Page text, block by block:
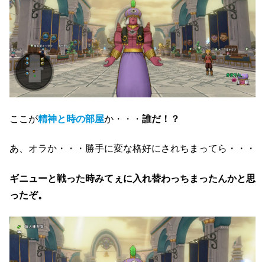
ここが精神と時の部屋か・・・ 誰だ！？
あ、オラか・・・勝手に変な格好にされちまってら・・・
ギニューと戦った時みてぇに入れ替わっちまったんかと思
ったぞ。